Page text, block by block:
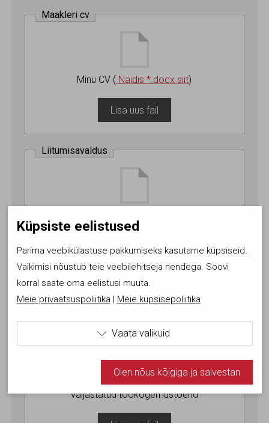
Maakleri cv
Minu CV ( Näidis *.docx siit)
Lisa uus fail
Liitumisavaldus
liitumisavaldus EKMK vormil
*.pdf siit
Lisa uus fail
Digiallkirjastatud tööandja poolt
väljastatud töökogemustõend
Küpsiste eelistused
Parima veebikülastuse pakkumiseks kasutame küpsiseid.
Vaikimisi nõustub teie veebilehitseja nendega. Soovi
korral saate oma eelistusi muuta.
Meie privaatsuspoliitika
Meie küpsisepoliitika
 Vaata valikuid
Kasutame tehnilisi küpsiseid, mis on vajalikud veebi
toimimiseks. Seadusega lubatud kohustuslikud
küpsised.
Olen nõus kõigiga ja salvestan